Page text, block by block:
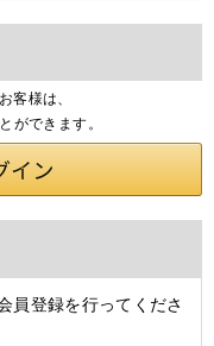
客様は、
ができます。
員登録を行ってくださ